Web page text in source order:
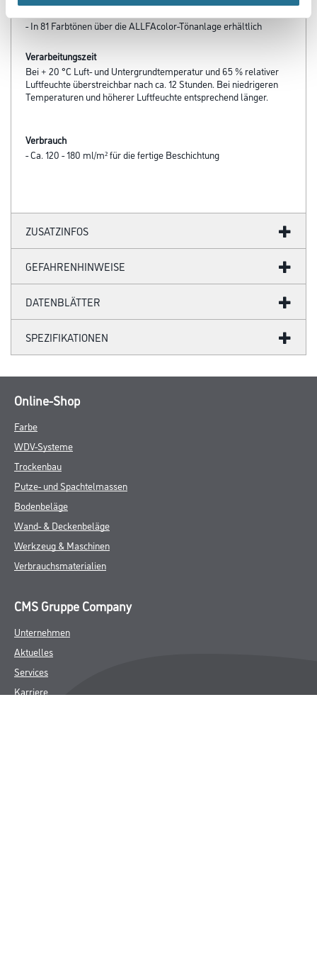
- In 81 Farbtönen über die ALLFAcolor-Tönanlage erhältlich
Verarbeitungszeit
Bei + 20 °C Luft- und Untergrundtemperatur und 65 % relativer
Luftfeuchte überstreichbar nach ca. 12 Stunden. Bei niedrigeren
Temperaturen und höherer Luftfeuchte entsprechend länger.
Verbrauch
- Ca. 120 - 180 ml/m² für die fertige Beschichtung
ZUSATZINFOS
GEFAHRENHINWEISE
DATENBLÄTTER
SPEZIFIKATIONEN
Online-Shop
Farbe
WDV-Systeme
Trockenbau
Putze- und Spachtelmassen
Bodenbeläge
Wand- & Deckenbeläge
Werkzeug & Maschinen
Verbrauchsmaterialien
CMS Gruppe Company
Unternehmen
Aktuelles
Services
Karriere